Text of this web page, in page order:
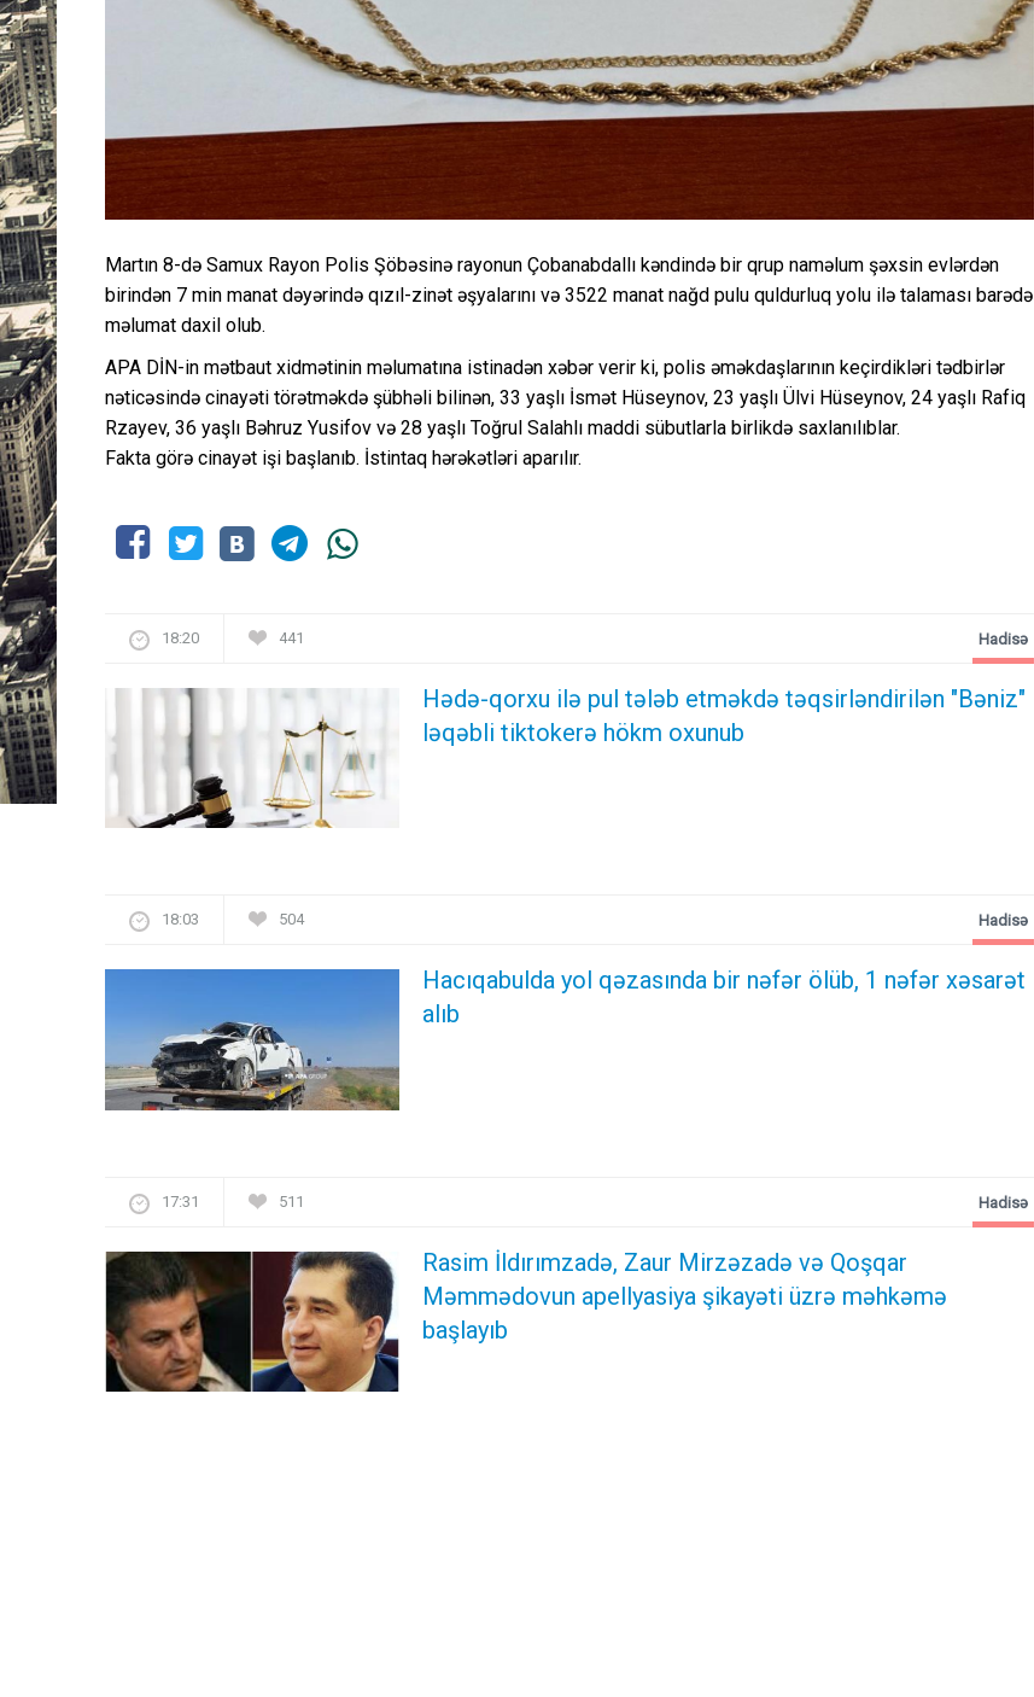
Martın 8-də Samux Rayon Polis Şöbəsinə rayonun Çobanabdallı kəndində bir qrup naməlum şəxsin evlərdən
birindən 7 min manat dəyərində qızıl-zinət əşyalarını və 3522 manat nağd pulu quldurluq yolu ilə talaması barədə
məlumat daxil olub.
APA DİN-in mətbaut xidmətinin məlumatına istinadən xəbər verir ki, polis əməkdaşlarının keçirdikləri tədbirlər
nəticəsində cinayəti törətməkdə şübhəli bilinən, 33 yaşlı İsmət Hüseynov, 23 yaşlı Ülvi Hüseynov, 24 yaşlı Rafiq
Rzayev, 36 yaşlı Bəhruz Yusifov və 28 yaşlı Toğrul Salahlı maddi sübutlarla birlikdə saxlanılıblar.
Fakta görə cinayət işi başlanıb. İstintaq hərəkətləri aparılır.
18:20 441
Hədə-qorxu ilə pul tələb etməkdə təqsirləndirilən "Bəniz"
ləqəbli tiktokerə hökm oxunub
Hadisə
18:03 504
Hacıqabulda yol qəzasında bir nəfər ölüb, 1 nəfər xəsarət
alıb
Hadisə
17:31 511
Rasim İldırımzadə, Zaur Mirzəzadə və Qoşqar
Məmmədovun apellyasiya şikayəti üzrə məhkəmə
başlayıb
Hadisə